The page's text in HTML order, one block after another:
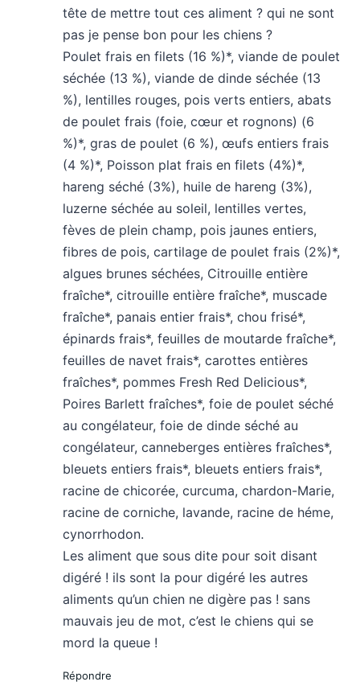
tête de mettre tout ces aliment ? qui ne sont
pas je pense bon pour les chiens ?
Poulet frais en filets (16 %)*, viande de poulet
séchée (13 %), viande de dinde séchée (13
%), lentilles rouges, pois verts entiers, abats
de poulet frais (foie, cœur et rognons) (6
%)*, gras de poulet (6 %), œufs entiers frais
(4 %)*, Poisson plat frais en filets (4%)*,
hareng séché (3%), huile de hareng (3%),
luzerne séchée au soleil, lentilles vertes,
fèves de plein champ, pois jaunes entiers,
fibres de pois, cartilage de poulet frais (2%)*,
algues brunes séchées, Citrouille entière
fraîche*, citrouille entière fraîche*, muscade
fraîche*, panais entier frais*, chou frisé*,
épinards frais*, feuilles de moutarde fraîche*,
feuilles de navet frais*, carottes entières
fraîches*, pommes Fresh Red Delicious*,
Poires Barlett fraîches*, foie de poulet séché
au congélateur, foie de dinde séché au
congélateur, canneberges entières fraîches*,
bleuets entiers frais*, bleuets entiers frais*,
racine de chicorée, curcuma, chardon-Marie,
racine de corniche, lavande, racine de héme,
cynorrhodon.
Les aliment que sous dite pour soit disant
digéré ! ils sont la pour digéré les autres
aliments qu’un chien ne digère pas ! sans
mauvais jeu de mot, c’est le chiens qui se
mord la queue !
Répondre